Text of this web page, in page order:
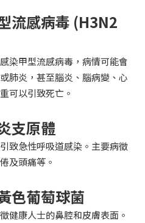
流感病毒 (H3N2
染甲型流感病毒，病情可能會
肺炎，甚至腦炎、腦病變、心
可以引致死亡。
支原體
致急性呼吸道感染。主要病徵
及頭痛等。
色葡萄球菌
健康人士的鼻腔和皮膚表面。